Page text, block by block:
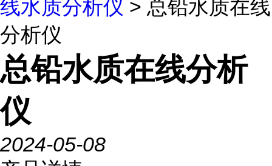
线水质分析仪 > 总铅水质在线
分析仪
总铅水质在线分析
仪
2024-05-08